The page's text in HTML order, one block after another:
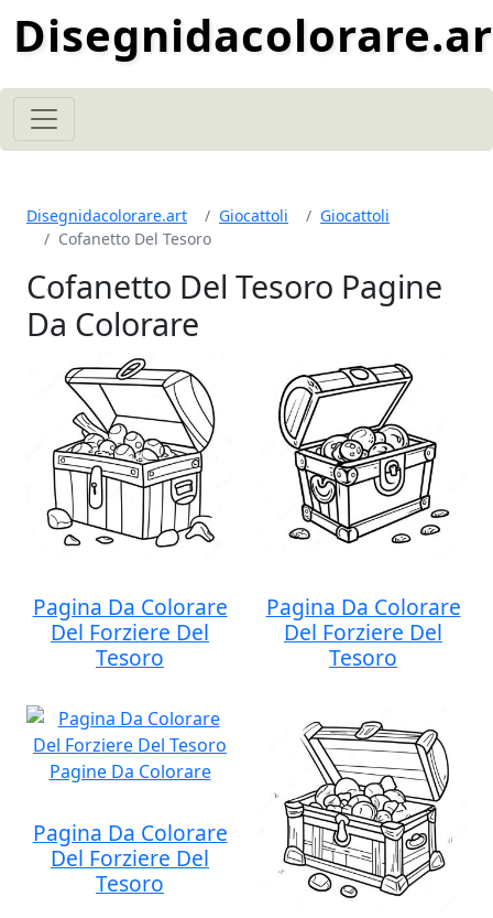
Disegnidacolorare.art Giocattoli
Giocattoli
Cofanetto Del Tesoro
Cofanetto Del Tesoro Pagine
Da Colorare
Pagina Da Colorare
Del Forziere Del
Tesoro
Pagina Da Colorare
Del Forziere Del
Tesoro
Pagina Da Colorare
Del Forziere Del
Tesoro